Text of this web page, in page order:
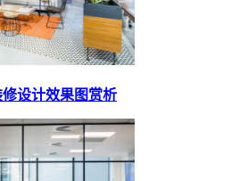
设计效果图赏析